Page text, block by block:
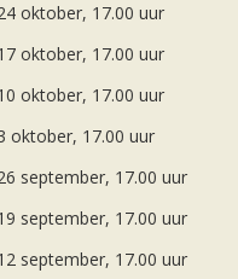
oktober, 17.00 uur
oktober, 17.00 uur
oktober, 17.00 uur
oktober, 17.00 uur
september, 17.00 uur
september, 17.00 uur
september, 17.00 uur